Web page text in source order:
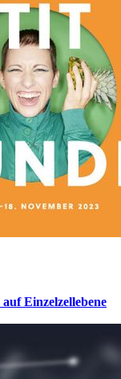
Einzelzellebene